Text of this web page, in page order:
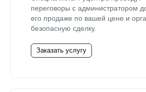
переговоры с администратором
его продаже по вашей цене и
безопасную сделку.
Заказать услугу